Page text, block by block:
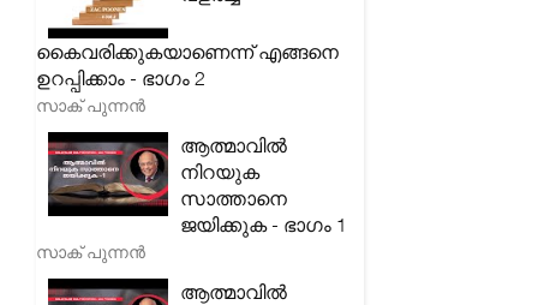
കൈവരിക്കുകയാണെന്ന് എങ്ങനെ
ഉറപ്പിക്കാം - ഭാഗം 2
സാക് പുന്നൻ
ആത്മാവിൽ
നിറയുക
സാത്താനെ
ജയിക്കുക - ഭാഗം 1
സാക് പുന്നൻ
ആത്മാവിൽ